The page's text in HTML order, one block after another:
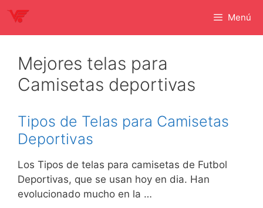
contenido
Menú
Mejores telas para
Camisetas deportivas
Tipos de Telas para Camisetas
Deportivas
Los Tipos de telas para camisetas de Futbol
Deportivas, que se usan hoy en dia. Han
evolucionado mucho en la …